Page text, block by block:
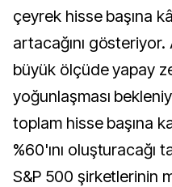
çeyrek hisse başına
artacağını
büyük ölçüde yapay
yoğunlaşması
toplam hisse başına
%60'ını oluşturacağı
S&P 500 şirketlerinin